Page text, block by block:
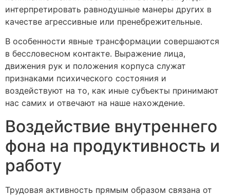
интерпретировать равнодушные манеры других в
качестве агрессивные или пренебрежительные.
В особенности явные трансформации совершаются
в бессловесном контакте. Выражение лица,
движения рук и положения корпуса служат
признаками психического состояния и
воздействуют на то, как иные субъекты принимают
нас самих и отвечают на наше нахождение.
Воздействие внутреннего
фона на продуктивность и
работу
Трудовая активность прямым образом связана от